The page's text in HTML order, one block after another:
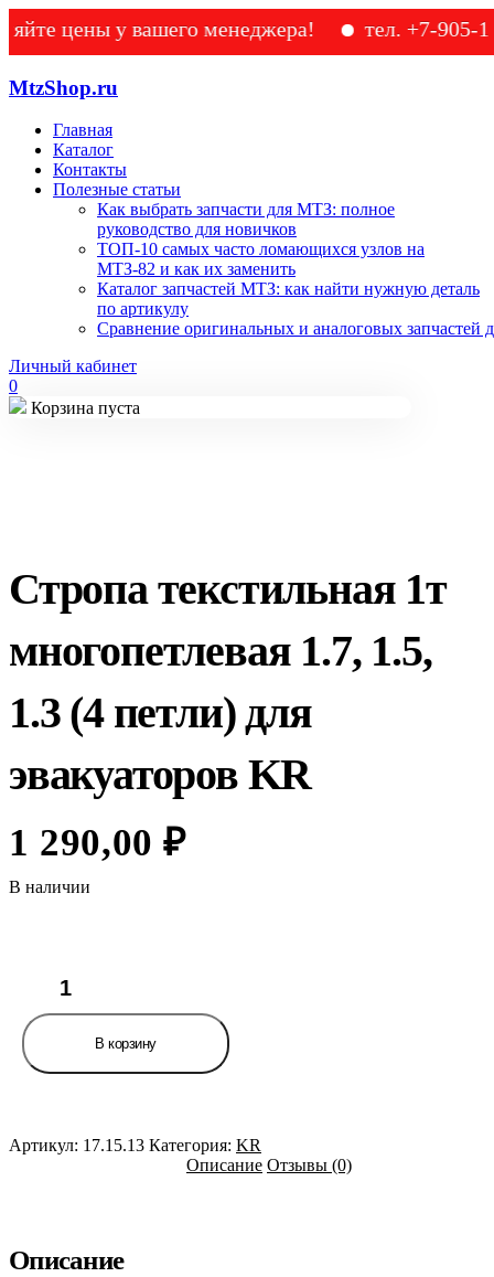
у вашего менеджера! тел. +7-905-133-
MtzShop.ru
Главная
Каталог
Контакты
Полезные статьи
Как выбрать запчасти для МТЗ: полное
руководство для новичков
ТОП-10 самых часто ломающихся узлов на
МТЗ-82 и как их заменить
Каталог запчастей МТЗ: как найти нужную деталь
по артикулу
Сравнение оригинальных и аналоговых
Личный кабинет
0
Корзина пуста
Стропа текстильная 1т
многопетлевая 1.7, 1.5,
1.3 (4 петли) для
эвакуаторов KR
1 290,00₽
В наличии
Стропа
текстильная
1т
многопетлевая
(4
В корзину
Артикул: 17.15.13 Категория: KR
Описание Отзывы (0)
Описание